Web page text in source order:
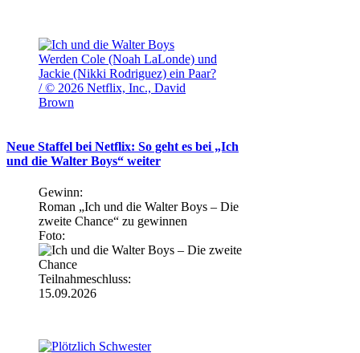
Werden Cole (Noah LaLonde) und
Jackie (Nikki Rodriguez) ein Paar?
/ © 2026 Netflix, Inc., David
Brown
Neue Staffel bei Netflix: So geht es bei „Ich
und die Walter Boys“ weiter
Gewinn:
Roman „Ich und die Walter Boys – Die
zweite Chance“ zu gewinnen
Foto:
Teilnahmeschluss:
15.09.2026